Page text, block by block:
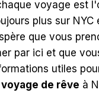
voyage est
plus sur NYC
que vous
par ici et que
utiles
voyage de rêve à